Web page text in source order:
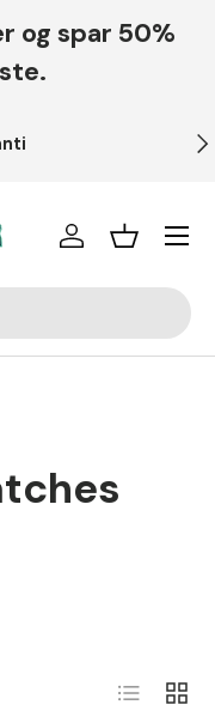
og spar 50%
Log på
Menu
Liste Gitter